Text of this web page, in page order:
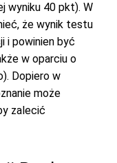
wyniku 40 pkt). W
że wynik testu
i powinien być
w oparciu o
Dopiero w
może
zalecić